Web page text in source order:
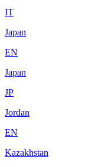
IT
Japan
EN
Japan
JP
Jordan
EN
Kazakhstan